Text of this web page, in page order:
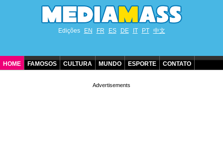
Edições EN FR ES DE IT PT 中文
HOME FAMOSOS CULTURA MUNDO ESPORTE CONTATO